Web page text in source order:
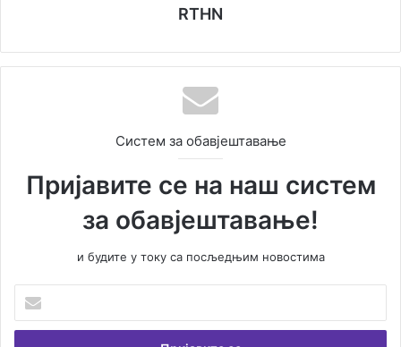
RTHN
Систем за обавјештавање
Пријавите се на наш систем
за обавјештавање!
и будите у току са посљедњим новостима
е